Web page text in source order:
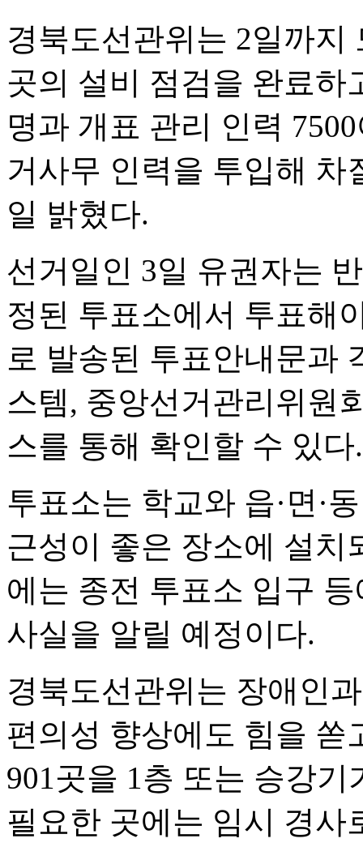
경북도선관위는 2일까지
곳의 설비 점검을 완료하
명과 개표 관리 인력
거사무 인력을 투입해 차
일 밝혔다.
선거일인 3일 유권자는
정된 투표소에서 투표해
로 발송된 투표안내문과
스템, 중앙선거관리위원
스를 통해 확인할 수 있다.
투표소는 학교와 읍·면·
근성이 좋은 장소에 설치
에는 종전 투표소 입구
사실을 알릴 예정이다.
경북도선관위는 장애인
편의성 향상에도 힘을 쏟
901곳을 1층 또는 승강
필요한 곳에는 임시 경사